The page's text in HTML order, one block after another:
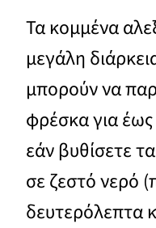
Τα κομμένα
μεγάλη
μπορούν να
φρέσκα για
εάν βυθίσετε
σε ζεστό νερό
δευτερόλεπτα